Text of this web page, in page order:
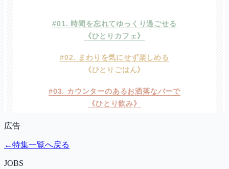
広告
←特集一覧へ戻る
JOBS